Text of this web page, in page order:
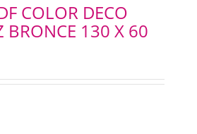
COLOR DECO
BRONCE 130 X 60